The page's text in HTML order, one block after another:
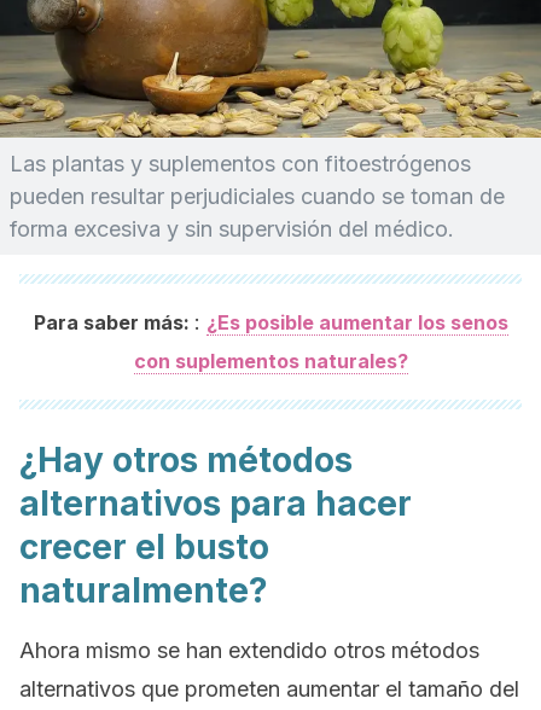
Las plantas y suplementos con fitoestrógenos
pueden resultar perjudiciales cuando se toman de
forma excesiva y sin supervisión del médico.
Para saber más: : ¿Es posible aumentar los senos
con suplementos naturales?
¿Hay otros métodos
alternativos para hacer
crecer el busto
naturalmente?
Ahora mismo se han extendido otros métodos
alternativos que prometen aumentar el tamaño del